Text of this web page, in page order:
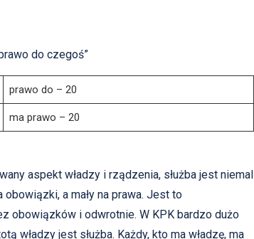
do czegoś”
prawo do – 20
ma prawo – 20
aspekt władzy i rządzenia, służba jest niemal
a mały na prawa. Jest to
obowiązków i odwrotnie. W KPK bardzo dużo
władzy jest służba. Każdy, kto ma władzę, ma